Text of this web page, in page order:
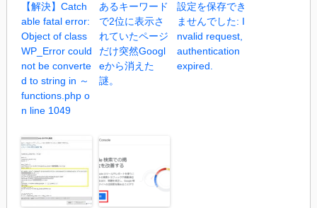
【解決】Catch
able fatal error:
Object of class
WP_Error could
not be converte
d to string in ～
functions.php o
n line 1049
あるキーワード
で2位に表示さ
れていたページ
だけ突然Googl
eから消えた
謎。
設定を保存でき
ませんでした: I
nvalid request,
authentication
expired.